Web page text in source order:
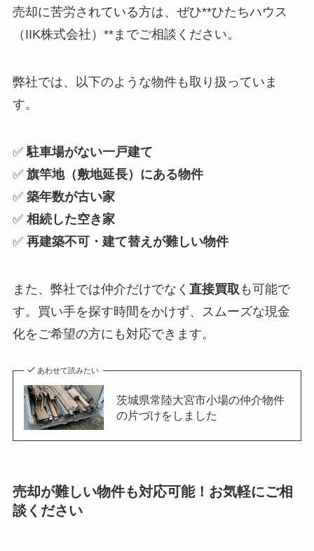
売却に苦労されている方は、ぜひ**ひたちハウス
（IIK株式会社）**までご相談ください。
弊社では、以下のような物件も取り扱っていま
す。
✅駐車場がない一戸建て
✅ 旗竿地（敷地延長）にある物件
✅ 築年数が古い家
✅ 相続した空き家
✅ 再建築不可・建て替えが難しい物件
また、弊社では仲介だけでなく 直接買取 も可能で
す。買い手を探す時間をかけず、スムーズな現金
化をご希望の方にも対応できます。
あわせて読みたい
茨城県常陸大宮市小場の仲介物件
の片づけをしました
売却が難しい物件も対応可能！お気軽にご相
談ください